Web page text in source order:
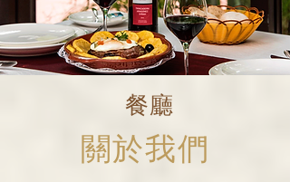
餐廳
​關於我們